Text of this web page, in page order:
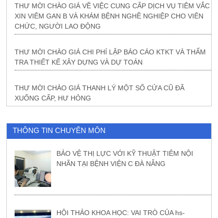
THƯ MỜI CHÀO GIÁ VỀ VIỆC CUNG CẤP DỊCH VỤ TIÊM VẮC
XIN VIÊM GAN B VÀ KHÁM BỆNH NGHỀ NGHIỆP CHO VIÊN
CHỨC, NGƯỜI LAO ĐỘNG
THƯ MỜI CHÀO GIÁ CHI PHÍ LẬP BÁO CÁO KTKT VÀ THẨM
TRA THIẾT KẾ XÂY DỰNG VÀ DỰ TOÁN
THƯ MỜI CHÀO GIÁ THANH LÝ MỘT SỐ CỬA CŨ ĐÃ
XUỐNG CẤP, HƯ HỎNG
THÔNG TIN CHUYÊN MÔN
BẢO VỆ THỊ LỰC VỚI KỸ THUẬT TIÊM NỘI
NHÃN TẠI BỆNH VIỆN C ĐÀ NẴNG
HỘI THẢO KHOA HỌC: VAI TRÒ CỦA hs-